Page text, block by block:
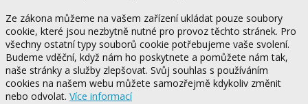
Ze zákona můžeme na vašem zařízení ukládat pouze soubory
cookie, které jsou nezbytně nutné pro provoz těchto stránek. Pro
všechny ostatní typy souborů cookie potřebujeme vaše svolení.
Budeme vděční, když nám ho poskytnete a pomůžete nám tak,
naše stránky a služby zlepšovat. Svůj souhlas s používáním
cookies na našem webu můžete samozřejmě kdykoliv změnit
nebo odvolat. Více informací